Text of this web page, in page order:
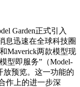
Garden正式引入
息迅速在全球科技圈
Maverick两款模型现
型即服务”（Model-
放预览。这一功能的
作上的进一步深